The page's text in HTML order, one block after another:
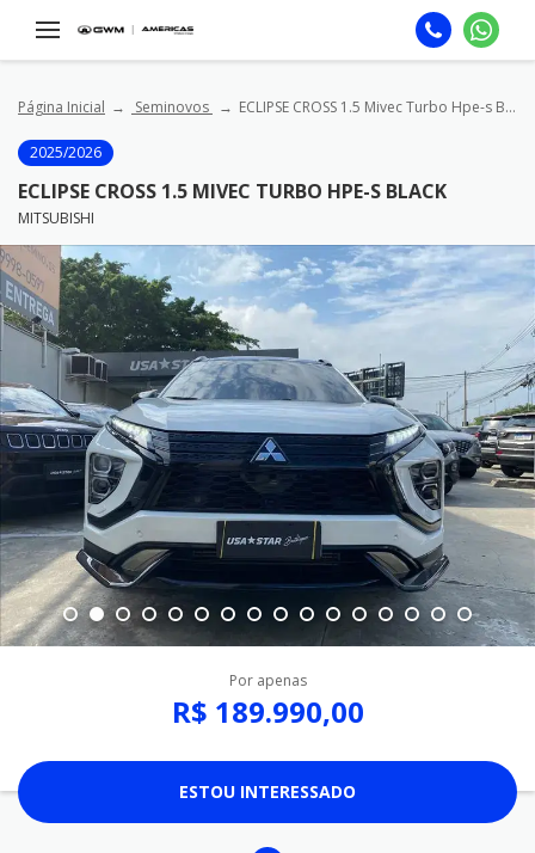
Página Inicial Seminovos ECLIPSE CROSS 1.5 Mivec Turbo Hpe-s Black
2025/2026
ECLIPSE CROSS 1.5 MIVEC TURBO HPE-S BLACK
MITSUBISHI
Por apenas
R$ 189.990,00
ESTOU INTERESSADO